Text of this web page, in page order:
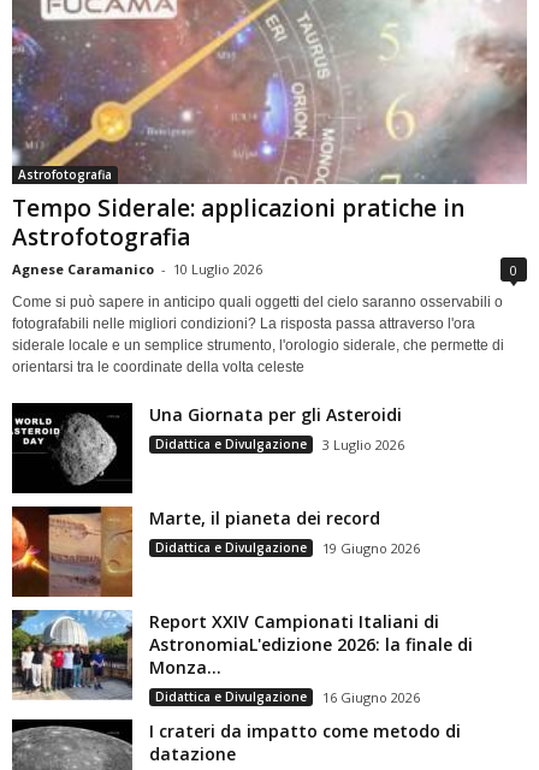
Astrofotografia
Tempo Siderale: applicazioni pratiche in
Astrofotografia
Agnese Caramanico - 10 Luglio 2026 0
Come si può sapere in anticipo quali oggetti del cielo saranno osservabili o
fotografabili nelle migliori condizioni? La risposta passa attraverso l'ora
siderale locale e un semplice strumento, l'orologio siderale, che permette di
orientarsi tra le coordinate della volta celeste
Una Giornata per gli Asteroidi
Didattica e Divulgazione 3 Luglio 2026
Marte, il pianeta dei record
Didattica e Divulgazione 19 Giugno 2026
Report XXIV Campionati Italiani di
AstronomiaL'edizione 2026: la finale di
Monza...
Didattica e Divulgazione 16 Giugno 2026
I crateri da impatto come metodo di
datazione